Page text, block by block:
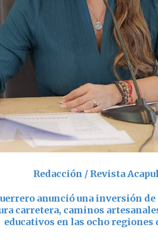
Redacción / Revista
anunció una inversión
carretera, caminos
educativos en las ocho regiones